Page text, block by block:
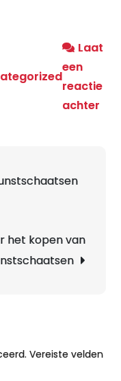
Laat
een
reactie
achter
het kopen van
Vereiste velden